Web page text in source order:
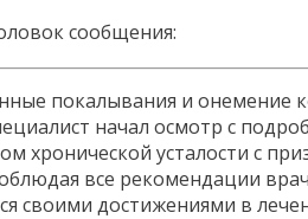
сообщения:
покалывания и
начал осмотр с
хронической усталости с
все рекомендации
своими достижениями в